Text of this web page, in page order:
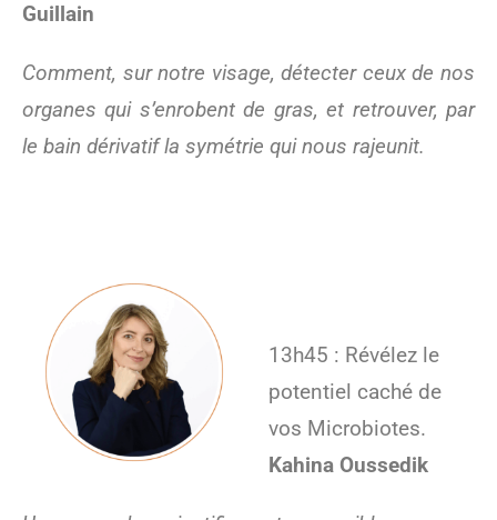
Guillain
Comment, sur notre visage, détecter ceux de nos
organes qui s’enrobent de gras, et retrouver, par
le bain dérivatif la symétrie qui nous rajeunit.
13h45 : Révélez le
potentiel caché de
vos Microbiotes.
Kahina Oussedik